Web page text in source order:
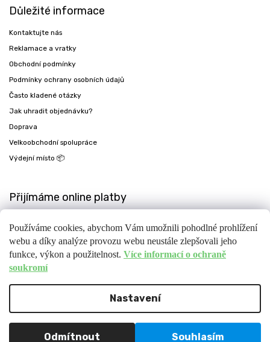
Používáme cookies, abychom Vám umožnili pohodlné prohlížení
webu a díky analýze provozu webu neustále zlepšovali jeho
funkce, výkon a použitelnost. Více informací o ochraně
soukromí
Nastavení
Odmítnout Souhlasím
Důležité informace
Kontaktujte nás
Reklamace a vratky
Obchodní podmínky
Podmínky ochrany osobních údajů
Často kladené otázky
Jak uhradit objednávku?
Doprava
Velkoobchodní spolupráce
Výdejní místo 📦
Přijímáme online platby
Fit-day. Všechna práva vyhrazena.
Upravit nastavení cookies
| Platforma